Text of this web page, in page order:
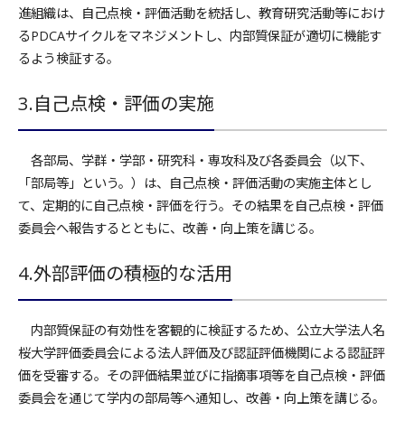
進組織は、自己点検・評価活動を統括し、教育研究活動等におけ
るPDCAサイクルをマネジメントし、内部質保証が適切に機能す
るよう検証する。
3.自己点検・評価の実施
各部局、学群・学部・研究科・専攻科及び各委員会（以下、
「部局等」という。）は、自己点検・評価活動の実施主体とし
て、定期的に自己点検・評価を行う。その結果を自己点検・評価
委員会へ報告するとともに、改善・向上策を講じる。
4.外部評価の積極的な活用
内部質保証の有効性を客観的に検証するため、公立大学法人名
桜大学評価委員会による法人評価及び認証評価機関による認証評
価を受審する。その評価結果並びに指摘事項等を自己点検・評価
委員会を通じて学内の部局等へ通知し、改善・向上策を講じる。